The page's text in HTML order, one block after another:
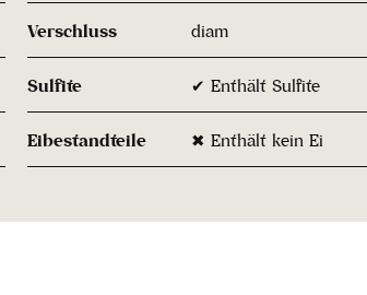
Verschluss diam
Sulfite ✔ Enthält Sulfite
Eibestandteile ✖ Enthält kein Ei